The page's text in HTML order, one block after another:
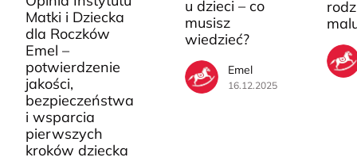
Matki i Dziecka
dla Roczków
Emel –
potwierdzenie
jakości,
bezpieczeństwa
i wsparcia
pierwszych
kroków dziecka
u dzieci – co
musisz
wiedzieć?
Emel
16.12.2025